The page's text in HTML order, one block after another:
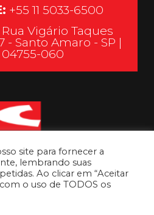
+55 11 5033-6500
Rua Vigário Taques
- Santo Amaro - SP |
04755-060
site para fornecer a
lembrando suas
Ao clicar em “Aceitar
o uso de TODOS os